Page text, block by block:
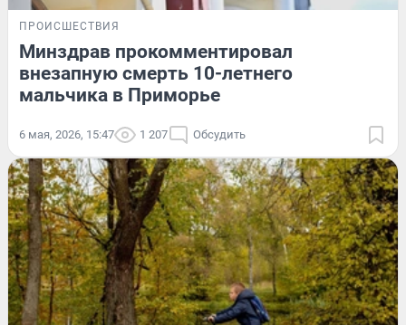
ПРОИСШЕСТВИЯ
Минздрав прокомментировал
внезапную смерть 10-летнего
мальчика в Приморье
6 мая, 2026, 15:47 1 207 Обсудить